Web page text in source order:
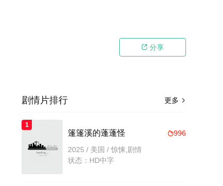
 分享
更多 
剧情片排行
1
996
篷篷溪的蓬蓬怪
2025 / 美国 / 惊悚,剧情
状态：HD中字